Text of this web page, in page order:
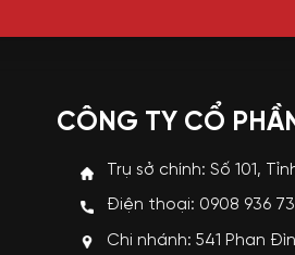
CÔNG TY CỔ
Trụ sở chính: Số 101,
Điện thoại: 0908 936
Chi nhánh: 541 Phan